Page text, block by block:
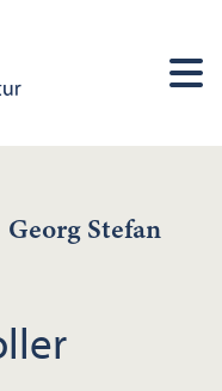
Georg Stefan